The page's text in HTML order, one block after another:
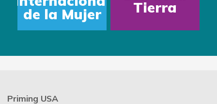
de la Mujer Tierra
Priming USA